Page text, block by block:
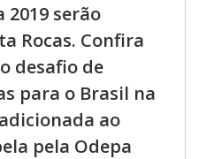
2019 serão
Rocas. Confira
desafio de
para o Brasil na
ao
pela Odepa